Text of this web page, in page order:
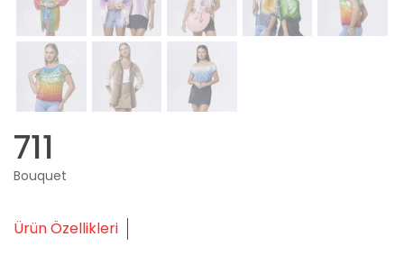
711
Bouquet
Ürün Özellikleri